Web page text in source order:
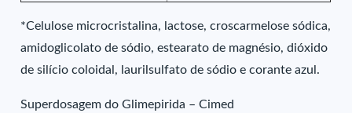
*Celulose microcristalina, lactose, croscarmelose sódica,
amidoglicolato de sódio, estearato de magnésio, dióxido
de silício coloidal, laurilsulfato de sódio e corante azul.
Superdosagem do Glimepirida – Cimed